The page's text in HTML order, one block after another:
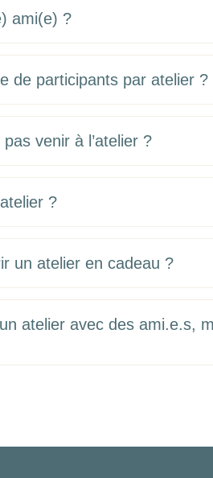
ami(e) ?
de participants par atelier ?
venir à l’atelier ?
?
un atelier en cadeau ?
atelier avec des ami.e.s,